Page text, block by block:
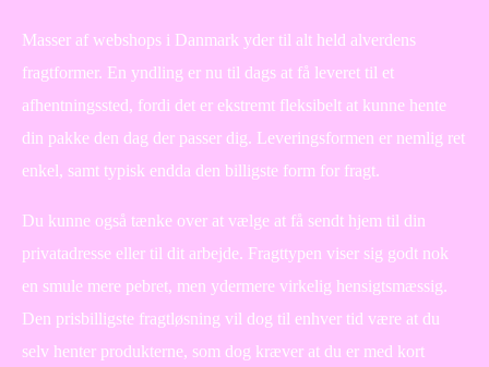
Masser af webshops i Danmark yder til alt held alverdens
fragtformer. En yndling er nu til dags at få leveret til et
afhentningssted, fordi det er ekstremt fleksibelt at kunne hente
din pakke den dag der passer dig. Leveringsformen er nemlig ret
enkel, samt typisk endda den billigste form for fragt.
Du kunne også tænke over at vælge at få sendt hjem til din
privatadresse eller til dit arbejde. Fragttypen viser sig godt nok
en smule mere pebret, men ydermere virkelig hensigtsmæssig.
Den prisbilligste fragtløsning vil dog til enhver tid være at du
selv henter produkterne, som dog kræver at du er med kort